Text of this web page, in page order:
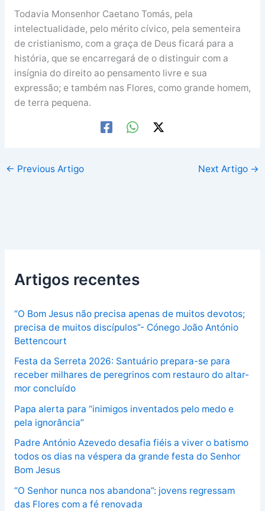
Todavia Monsenhor Caetano Tomás, pela
intelectualidade, pelo mérito cívico, pela sementeira
de cristianismo, com a graça de Deus ficará para a
história, que se encarregará de o distinguir com a
insígnia do direito ao pensamento livre e sua
expressão; e também nas Flores, como grande homem,
de terra pequena.
← Previous Artigo Next Artigo →
Artigos recentes
“O Bom Jesus não precisa apenas de muitos devotos;
precisa de muitos discípulos”- Cónego João António
Bettencourt
Festa da Serreta 2026: Santuário prepara-se para
receber milhares de peregrinos com restauro do altar-
mor concluído
Papa alerta para “inimigos inventados pelo medo e
pela ignorância”
Padre António Azevedo desafia fiéis a viver o batismo
todos os dias na véspera da grande festa do Senhor
Bom Jesus
“O Senhor nunca nos abandona”: jovens regressam
das Flores com a fé renovada